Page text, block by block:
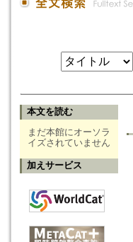
本文を読む
まだ本館にオーソラ
イズされていません
加えサービス